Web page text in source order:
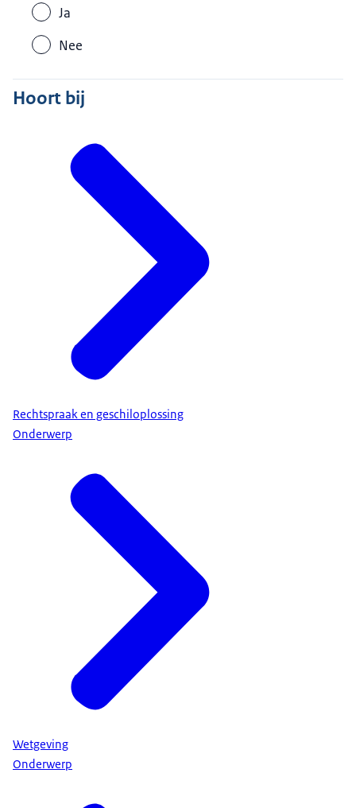
Ja
Nee
Hoort bij
Rechtspraak en geschiloplossing
Onderwerp
Wetgeving
Onderwerp